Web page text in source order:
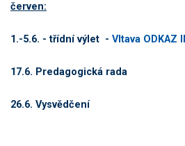
červen:
1.-5.6. - třídní výlet - Vltava ODKAZ
17.6. Predagogická rada
26.6. Vysvědčení